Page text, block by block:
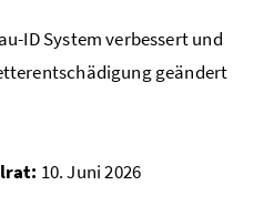
ID System verbessert und
geändert
10. Juni 2026